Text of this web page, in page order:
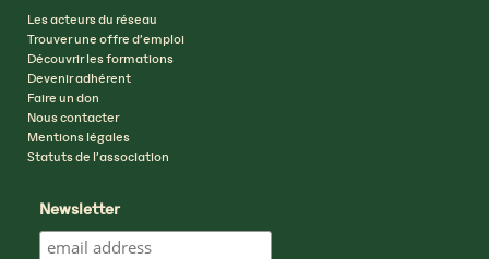
Les acteurs du réseau
Trouver une offre d’emploi
Découvrir les formations
Devenir adhérent
Faire un don
Nous contacter
Mentions légales
Statuts de l’association
Newsletter